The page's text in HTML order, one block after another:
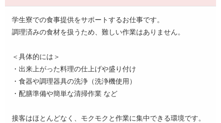
学生寮での食事提供をサポートするお仕事です。
調理済みの食材を扱うため、難しい作業はありません。
＜具体的には＞
・出来上がった料理の仕上げや盛り付け
・食器や調理器具の洗浄（洗浄機使用）
・配膳準備や簡単な清掃作業 など
接客はほとんどなく、モクモクと作業に集中できる環境です。